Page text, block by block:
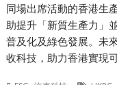
同場出席活動的香港生
助提升「新質生產力」
普及化及綠色發展。未
收科技，助力香港實現